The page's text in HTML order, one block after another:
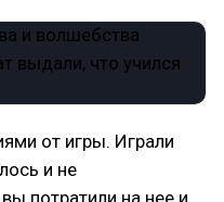
от игры. Играли
и не
потратили на нее и